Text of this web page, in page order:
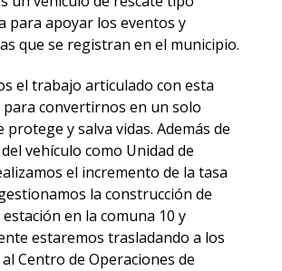
para apoyar los eventos y
que se registran en el municipio.
el trabajo articulado con esta
convertirnos en un solo
protege y salva vidas. Además de
vehículo como Unidad de
el incremento de la tasa
la construcción de
en la comuna 10 y
estaremos trasladando a los
Centro de Operaciones de